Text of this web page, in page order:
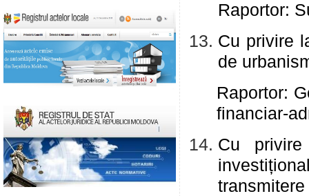
Raportor:
Cu privire
de
Raportor:
financiar-
Cu
transmitere